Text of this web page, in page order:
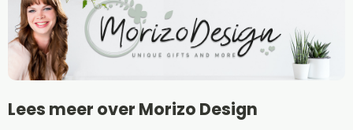
Lees meer over Morizo Design